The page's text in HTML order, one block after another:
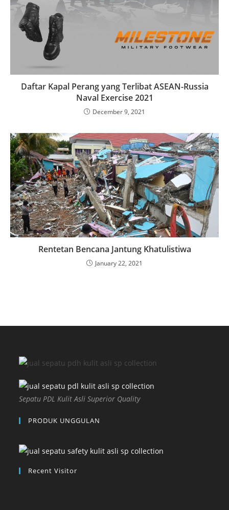
Daftar Kapal Perang yang Terlibat ASEAN-Russia
Naval Exercise 2021
December 9, 2021
Rentetan Bencana Jantung Khatulistiwa
January 22, 2021
Sepatu PDL Kulit Asli Superior Quality
PRODUK UNGGULAN
Recent Visitor